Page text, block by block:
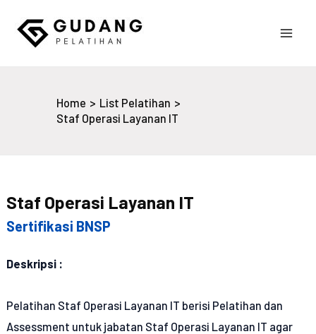
content
Home
List Pelatihan
Staf Operasi Layanan IT
Staf Operasi Layanan IT
Sertifikasi BNSP
Deskripsi :
Pelatihan Staf Operasi Layanan IT berisi Pelatihan dan
Assessment untuk jabatan Staf Operasi Layanan IT agar